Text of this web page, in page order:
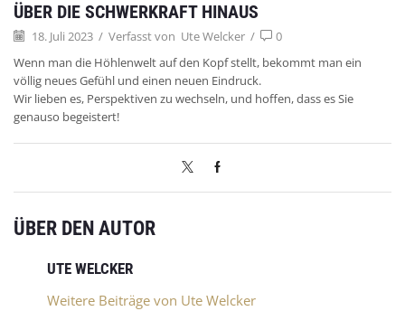
ÜBER DIE SCHWERKRAFT HINAUS
18. Juli 2023 / Verfasst von Ute Welcker /
0
Wenn man die Höhlenwelt auf den Kopf stellt, bekommt man ein
völlig neues Gefühl und einen neuen Eindruck.
Wir lieben es, Perspektiven zu wechseln, und hoffen, dass es Sie
genauso begeistert!
ÜBER DEN AUTOR
UTE WELCKER
Weitere Beiträge von Ute Welcker